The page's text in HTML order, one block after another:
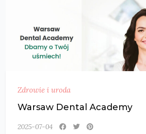
Zdrowie i uroda
Warsaw Dental Academy
2025-07-04